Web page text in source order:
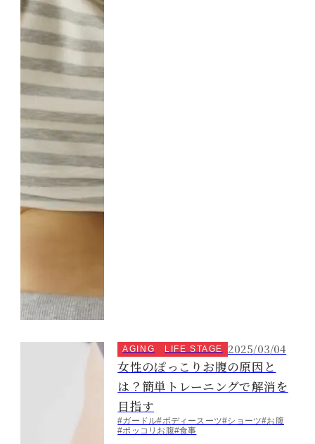
AGING LIFE STAGE 2025/03/04
女性のぽっこりお腹の原因と
は？簡単トレーニングで解消を
目指す
#ガードル#ボディースーツ#ショーツ#お腹
#ポッコリお腹#食事